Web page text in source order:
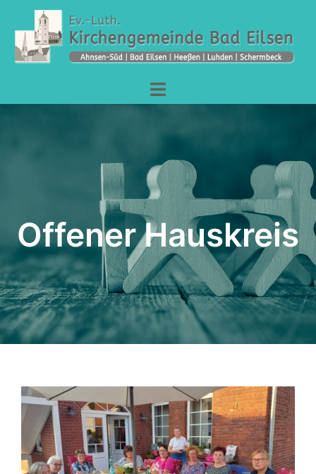
Offener Hauskreis